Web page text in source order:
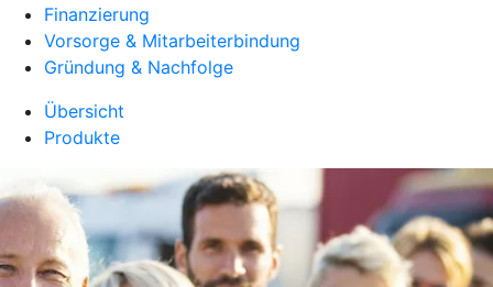
Finanzierung
Vorsorge & Mitarbeiterbindung
Gründung & Nachfolge
Übersicht
Produkte